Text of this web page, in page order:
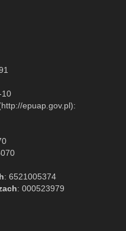
10
epuap.gov.pl):
: 6521005374
: 000523979